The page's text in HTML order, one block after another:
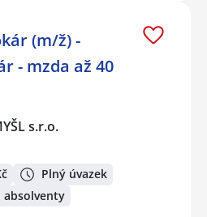
(m/ž) -
- mzda až 40
s.r.o.
Plný úvazek
absolventy